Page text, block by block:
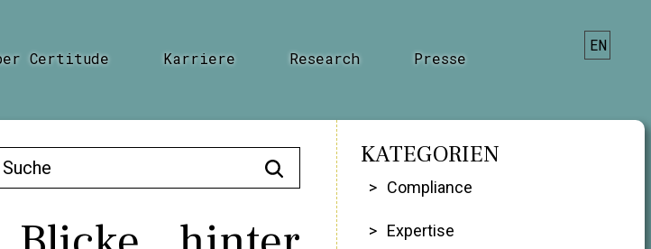
Certitude Karriere Research Presse
EN
KATEGORIEN
Compliance
Expertise